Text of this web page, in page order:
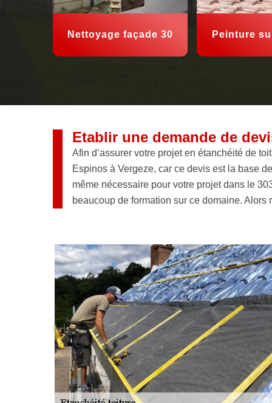
Nettoyage façade 30 Peinture
Etablir une demande de
Afin d’assurer votre projet en étanchéité de
Espinos à Vergeze, car ce devis est la base
même nécessaire pour votre projet dans le
beaucoup de formation sur ce domaine.